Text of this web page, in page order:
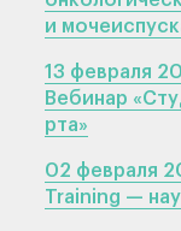
и
13 февраля
Вебинар
рта»
02 февраля
Training —